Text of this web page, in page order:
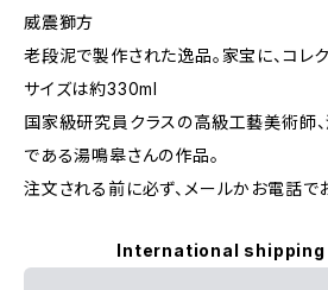
威震獅方
老段泥で製作された逸品。家宝に、コレ
サイズは約330ml
国家級研究員クラスの高級工藝美術師
である湯鳴皋さんの作品。
注文される前に必ず、メールかお電話で
International shipping